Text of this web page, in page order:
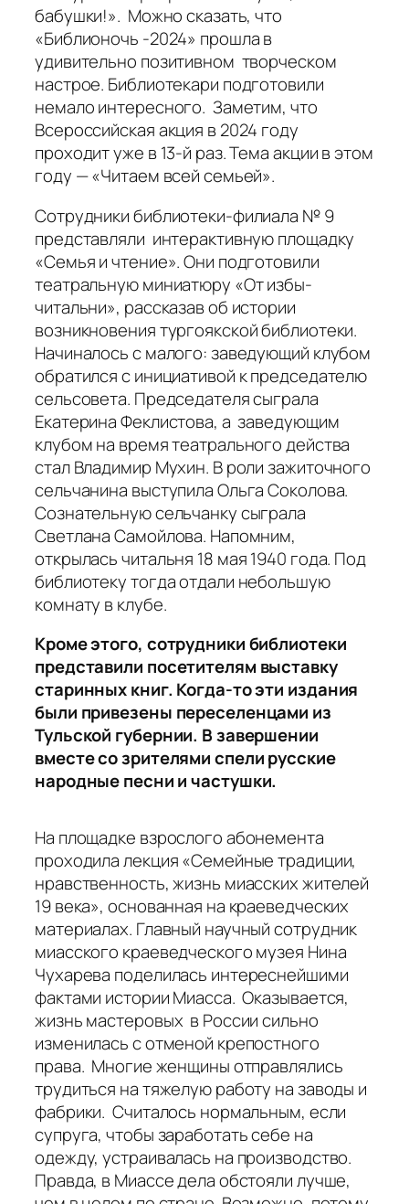
бабушки!». Можно сказать, что
«Библионочь -2024» прошла в
удивительно позитивном творческом
настрое. Библиотекари подготовили
немало интересного. Заметим, что
Всероссийская акция в 2024 году
проходит уже в 13-й раз. Тема акции в этом
году — «Читаем всей семьей».
Сотрудники библиотеки-филиала № 9
представляли интерактивную площадку
«Семья и чтение». Они подготовили
театральную миниатюру «От избы-
читальни», рассказав об истории
возникновения тургоякской библиотеки.
Начиналось с малого: заведующий клубом
обратился с инициативой к председателю
сельсовета. Председателя сыграла
Екатерина Феклистова, а заведующим
клубом на время театрального действа
стал Владимир Мухин. В роли зажиточного
сельчанина выступила Ольга Соколова.
Сознательную сельчанку сыграла
Светлана Самойлова. Напомним,
открылась читальня 18 мая 1940 года. Под
библиотеку тогда отдали небольшую
комнату в клубе.
Кроме этого, сотрудники библиотеки
представили посетителям выставку
старинных книг. Когда-то эти издания
были привезены переселенцами из
Тульской губернии. В завершении
вместе со зрителями спели русские
народные песни и частушки.
На площадке взрослого абонемента
проходила лекция «Семейные традиции,
нравственность, жизнь миасских жителей
19 века», основанная на краеведческих
материалах. Главный научный сотрудник
миасского краеведческого музея Нина
Чухарева поделилась интереснейшими
фактами истории Миасса. Оказывается,
жизнь мастеровых в России сильно
изменилась с отменой крепостного
права. Многие женщины отправлялись
трудиться на тяжелую работу на заводы и
фабрики. Считалось нормальным, если
супруга, чтобы заработать себе на
одежду, устраивалась на производство.
Правда, в Миассе дела обстояли лучше,